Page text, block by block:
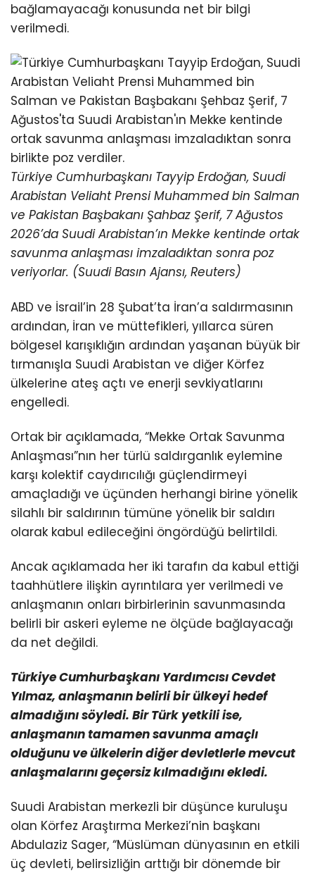
bağlamayacağı konusunda net bir bilgi
verilmedi.
Türkiye Cumhurbaşkanı Tayyip Erdoğan, Suudi
Arabistan Veliaht Prensi Muhammed bin Salman
ve Pakistan Başbakanı Şahbaz Şerif, 7 Ağustos
2026’da Suudi Arabistan’ın Mekke kentinde ortak
savunma anlaşması imzaladıktan sonra poz
veriyorlar. (Suudi Basın Ajansı, Reuters)
ABD ve İsrail’in 28 Şubat’ta İran’a saldırmasının
ardından, İran ve müttefikleri, yıllarca süren
bölgesel karışıklığın ardından yaşanan büyük bir
tırmanışla Suudi Arabistan ve diğer Körfez
ülkelerine ateş açtı ve enerji sevkiyatlarını
engelledi.
Ortak bir açıklamada, “Mekke Ortak Savunma
Anlaşması”nın her türlü saldırganlık eylemine
karşı kolektif caydırıcılığı güçlendirmeyi
amaçladığı ve üçünden herhangi birine yönelik
silahlı bir saldırının tümüne yönelik bir saldırı
olarak kabul edileceğini öngördüğü belirtildi.
Ancak açıklamada her iki tarafın da kabul ettiği
taahhütlere ilişkin ayrıntılara yer verilmedi ve
anlaşmanın onları birbirlerinin savunmasında
belirli bir askeri eyleme ne ölçüde bağlayacağı
da net değildi.
Türkiye Cumhurbaşkanı Yardımcısı Cevdet
Yılmaz, anlaşmanın belirli bir ülkeyi hedef
almadığını söyledi. Bir Türk yetkili ise,
anlaşmanın tamamen savunma amaçlı
olduğunu ve ülkelerin diğer devletlerle mevcut
anlaşmalarını geçersiz kılmadığını ekledi.
Suudi Arabistan merkezli bir düşünce kuruluşu
olan Körfez Araştırma Merkezi’nin başkanı
Abdulaziz Sager, “Müslüman dünyasının en etkili
üç devleti, belirsizliğin arttığı bir dönemde bir